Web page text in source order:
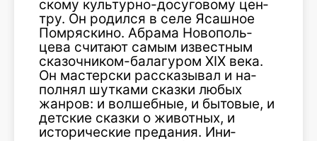
скому культурно-досуговому цен­
тру. Он родился в селе Ясашное
Помряскино. Абрама Новополь­
цева считают самым известным
сказочником-балагуром XIX века.
Он мастерски рассказывал и на­
полнял шутками сказки любых
жанров: и волшебные, и бытовые, и
детские сказки о животных, и
исторические предания. Ини­